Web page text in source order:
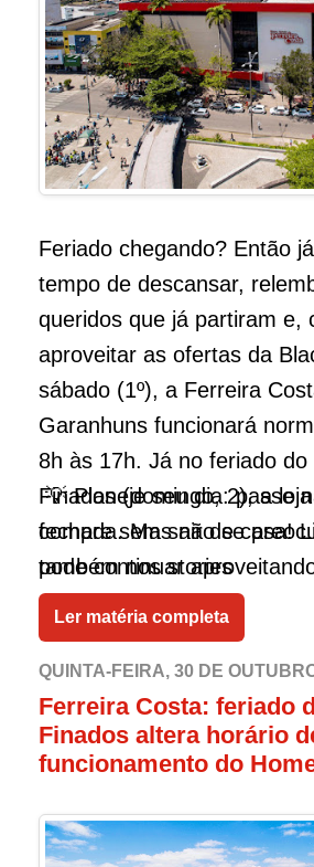
Feriado chegando? Então
tempo de descansar,
queridos que já partiram e,
aproveitar as ofertas da
sábado (1º), a Ferreira
Garanhuns funcionará
8h às 17h. Já no feriado do
Finados (domingo, 2), a
fechada. Mas não se
pode continuar
promoções e garantindo
pelo site ou pelo aplicativo
toda a praticidade e
💡 Planeje seu dia: passe
compre sem sair de casa!
também nos stories
Ler matéria completa
QUINTA-FEIRA, 30 DE
Ferreira Costa: feriado
Finados altera horário
funcionamento do